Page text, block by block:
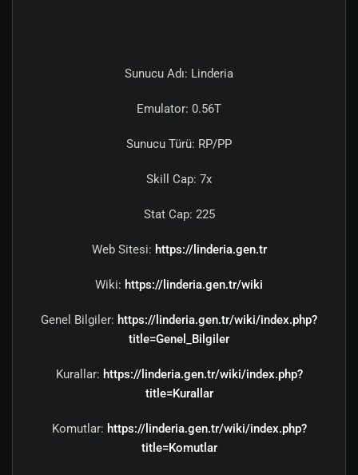
Sunucu Adı: Linderia
Emulator: 0.56T
Sunucu Türü: RP/PP
Skill Cap: 7x
Stat Cap: 225
Web Sitesi: https://linderia.gen.tr
Wiki: https://linderia.gen.tr/wiki
Genel Bilgiler: https://linderia.gen.tr/wiki/index.php?
title=Genel_Bilgiler
Kurallar: https://linderia.gen.tr/wiki/index.php?
title=Kurallar
Komutlar: https://linderia.gen.tr/wiki/index.php?
title=Komutlar